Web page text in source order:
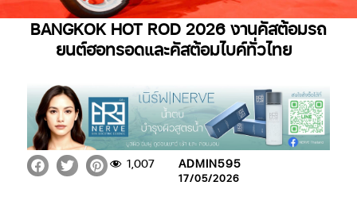
BANGKOK HOT ROD 2026 งานคัสต้อมรถ
ยนต์ฮอทรอดและคัสต้อมไบค์ทั่วไทย
ADMIN595
17/05/2026
1,007